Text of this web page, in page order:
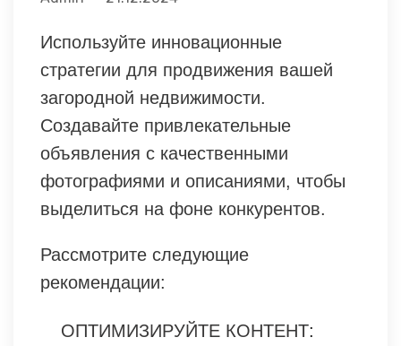
Используйте инновационные
стратегии для продвижения вашей
загородной недвижимости.
Создавайте привлекательные
объявления с качественными
фотографиями и описаниями, чтобы
выделиться на фоне конкурентов.
Рассмотрите следующие
рекомендации:
ОПТИМИЗИРУЙТЕ КОНТЕНТ: